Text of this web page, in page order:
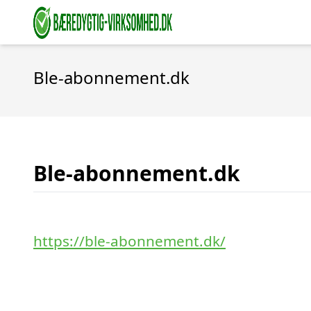
Ble-abonnement.dk
Ble-abonnement.dk
https://ble-abonnement.dk/